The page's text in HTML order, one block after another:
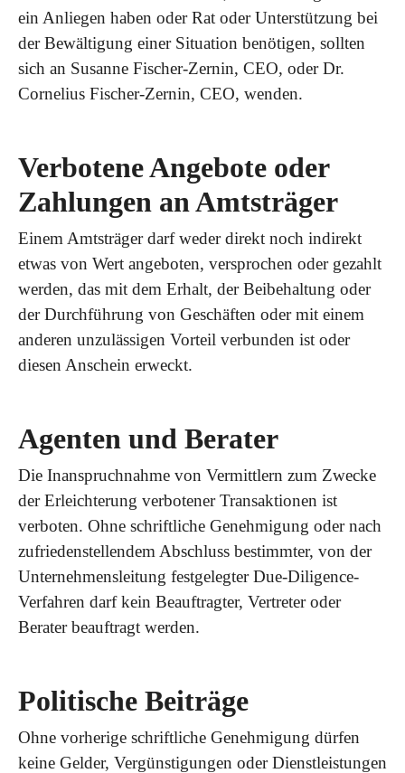
ein Anliegen haben oder Rat oder Unterstützung bei
der Bewältigung einer Situation benötigen, sollten
sich an Susanne Fischer-Zernin, CEO, oder Dr.
Cornelius Fischer-Zernin, CEO, wenden.
Verbotene Angebote oder
Zahlungen an Amtsträger
Einem Amtsträger darf weder direkt noch indirekt
etwas von Wert angeboten, versprochen oder gezahlt
werden, das mit dem Erhalt, der Beibehaltung oder
der Durchführung von Geschäften oder mit einem
anderen unzulässigen Vorteil verbunden ist oder
diesen Anschein erweckt.
Agenten und Berater
Die Inanspruchnahme von Vermittlern zum Zwecke
der Erleichterung verbotener Transaktionen ist
verboten. Ohne schriftliche Genehmigung oder nach
zufriedenstellendem Abschluss bestimmter, von der
Unternehmensleitung festgelegter Due-Diligence-
Verfahren darf kein Beauftragter, Vertreter oder
Berater beauftragt werden.
Politische Beiträge
Ohne vorherige schriftliche Genehmigung dürfen
keine Gelder, Vergünstigungen oder Dienstleistungen